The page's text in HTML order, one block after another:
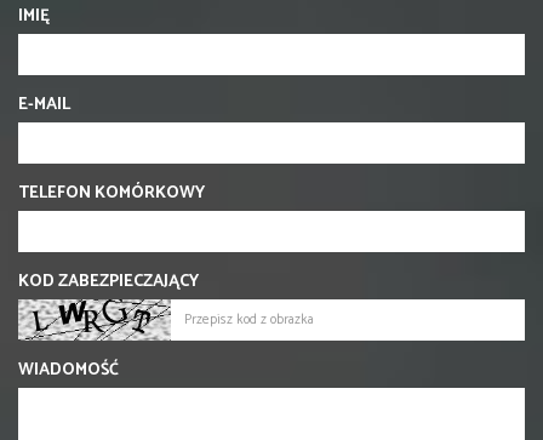
IMIĘ
E-MAIL
TELEFON KOMÓRKOWY
KOD ZABEZPIECZAJĄCY
WIADOMOŚĆ